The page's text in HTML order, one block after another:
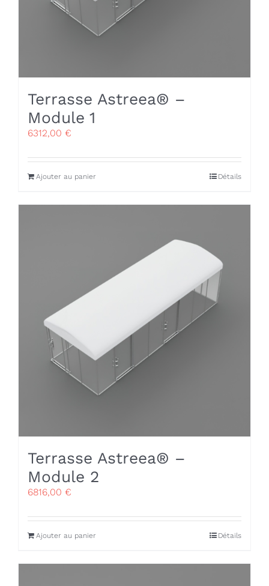
Terrasse Astreea® –
Module 1
6312,00 €
Ajouter au panier Détails
Terrasse Astreea® –
Module 2
6816,00 €
Ajouter au panier Détails